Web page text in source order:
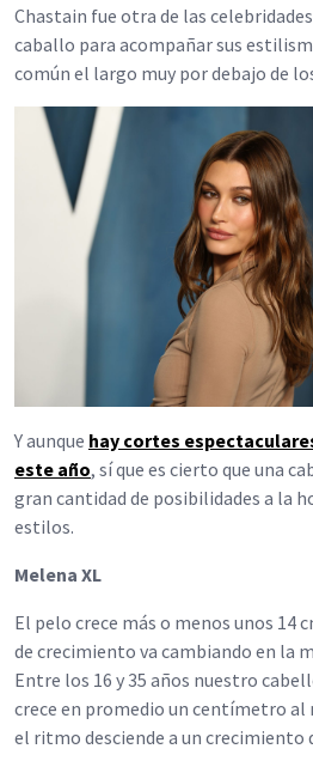
Chastain fue otra de las
caballo para acompañar sus
común el largo muy por debajo de
Y aunque hay cortes
este año, sí que es cierto que una
gran cantidad de posibilidades a la
estilos.
Melena XL
El pelo crece más o menos unos 14
de crecimiento va cambiando en la
Entre los 16 y 35 años nuestro
crece en promedio un centímetro al
el ritmo desciende a un crecimiento